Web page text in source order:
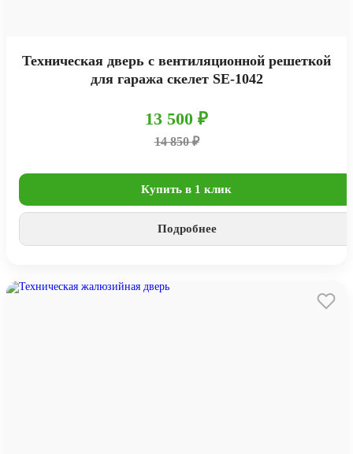
Техническая дверь с вентиляционной решеткой
для гаража скелет SE-1042
13 500 ₽
14 850 ₽
Купить в 1 клик
Подробнее